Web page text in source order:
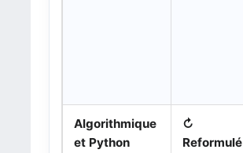
Algorithmique
et Python
↻
Reformulé